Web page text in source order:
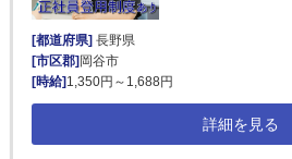
[都道府県] 長野県
[市区郡] 岡谷市
[時給] 1,350円～1,688円
詳細を見る